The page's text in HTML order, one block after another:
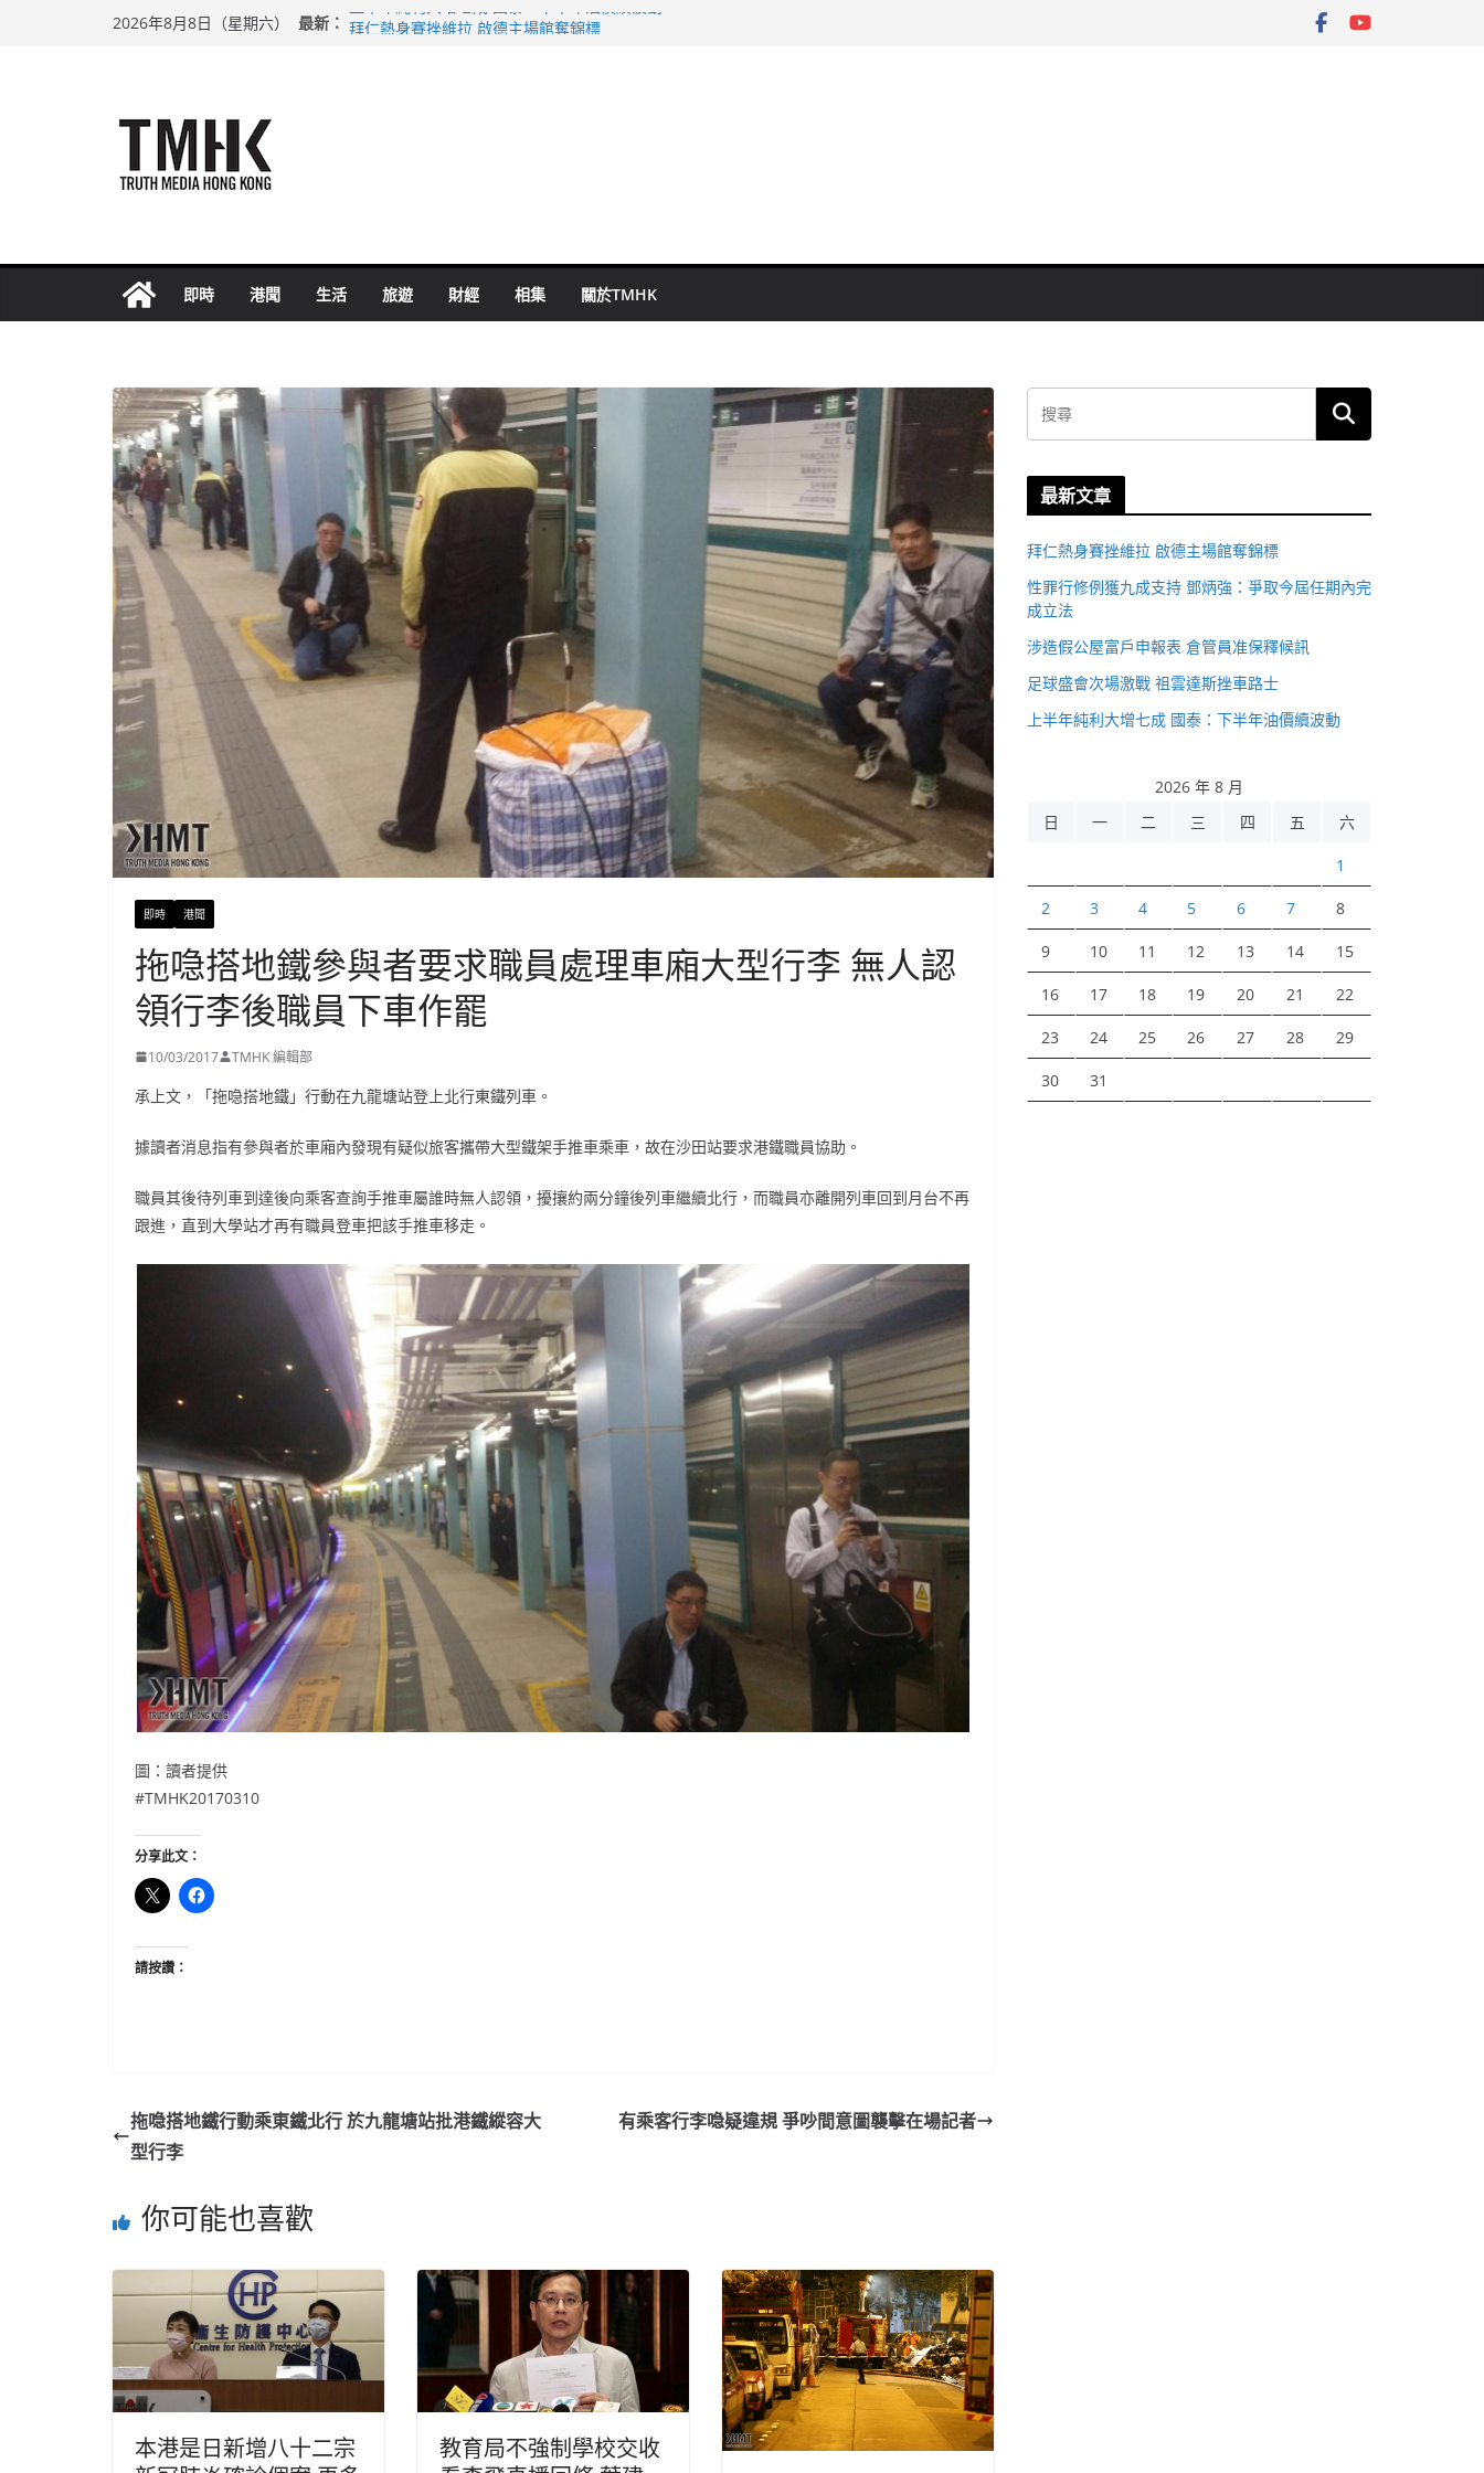
2026年8月8日（星期六） 最新： 上半年純利大增七成 國泰：下半年油價續波動
即時 港聞 生活 旅遊 財經 相集 關於TMHK
即時 港聞
拖喼搭地鐵參與者要求職員處理車廂大型行李 無人認
領行李後職員下車作罷
10/03/2017 TMHK 編輯部
承上文，「拖喼搭地鐵」行動在九龍塘站登上北行東鐵列車。
據讀者消息指有參與者於車廂內發現有疑似旅客攜帶大型鐵架手推車乘車，故在沙田站要求港鐵職員協助。
職員其後待列車到達後向乘客查詢手推車屬誰時無人認領，擾攘約兩分鐘後列車繼續北行，而職員亦離開列車回到月台不再
跟進，直到大學站才再有職員登車把該手推車移走。
圖：讀者提供
#TMHK20170310
分享此文：
請按讚：
拖喼搭地鐵行動乘東鐵北行 於九龍塘站批港鐵縱容大
型行李
有乘客行李喼疑違規 爭吵間意圖襲擊在場記者
你可能也喜歡
本港是日新增八十二宗
教育局不強制學校交收
最新文章
拜仁熱身賽挫維拉 啟德主場館奪錦標
性罪行修例獲九成支持 鄧炳強：爭取今屆任期內完
成立法
涉造假公屋富戶申報表 倉管員准保釋候訊
足球盛會次場激戰 祖雲達斯挫車路士
上半年純利大增七成 國泰：下半年油價續波動
2026 年 8 月
日
一 二 三 四 五 六
1
2 3 4 5 6 7 8
9 10 11 12 13 14 15
16 17 18 19 20 21 22
23 24 25 26 27 28 29
30 31